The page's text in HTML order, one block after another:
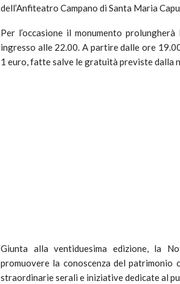
dell’Anfiteatro Campano di Santa Maria
Per l’occasione il monumento
ingresso alle 22.00. A partire dalle ore
1 euro, fatte salve le gratuità previste dalla
Giunta alla ventiduesima edizione, la
promuovere la conoscenza del
straordinarie serali e iniziative dedicate al